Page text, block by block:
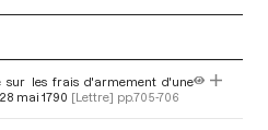
sur les frais d'armement d'une
mai 1790 [Lettre] pp.705-706